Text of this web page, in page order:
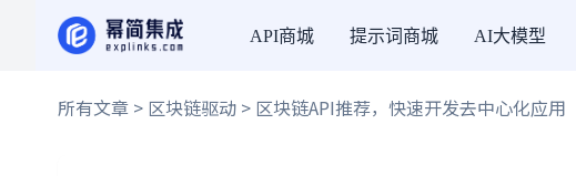
API商城 提示词商城 AI大模型
所有文章 > 区块链驱动 > 区块链API推荐，快速开发去中心化应用